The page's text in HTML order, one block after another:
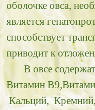
оболочке овса,
является
способствует
приводит к
В овсе
Витамин
Кальций,